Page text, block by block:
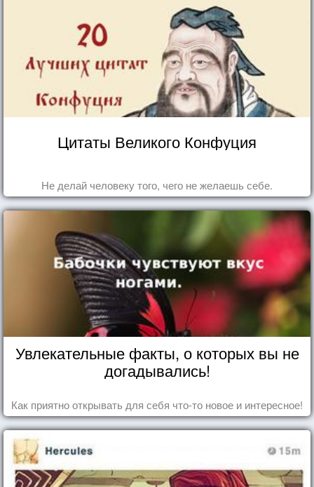
Цитаты Великого Конфуция
Не делай человеку того, чего не желаешь себе.
Увлекательные факты, о которых вы не
догадывались!
Как приятно открывать для себя что-то новое и интересное!